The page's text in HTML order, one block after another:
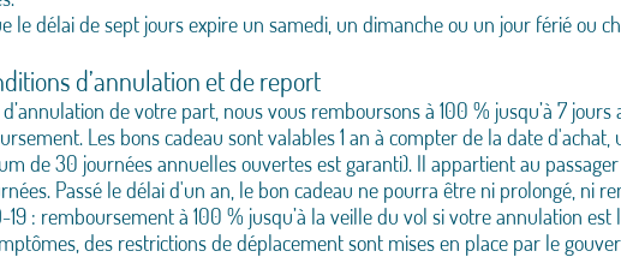
le délai de sept jours expire un samedi, un dimanche ou un jour férié ou
d’annulation et de report
d’annulation de votre part, nous vous remboursons à 100 % jusqu’à 7
Les bons cadeau sont valables 1 an à compter de la date
de 30 journées annuelles ouvertes est garanti). Il appartient au
Passé le délai d'un an, le bon cadeau ne pourra être ni prolongé, ni
19 : remboursement à 100 % jusqu’à la veille du vol si votre annulation
des restrictions de déplacement sont mises en place par le